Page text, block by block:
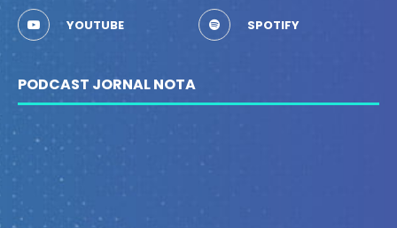
YOUTUBE SPOTIFY
PODCAST JORNAL NOTA